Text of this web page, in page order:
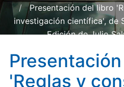
Presentación del libro
investigación científica', de
Edición de Julio
'Reglas y